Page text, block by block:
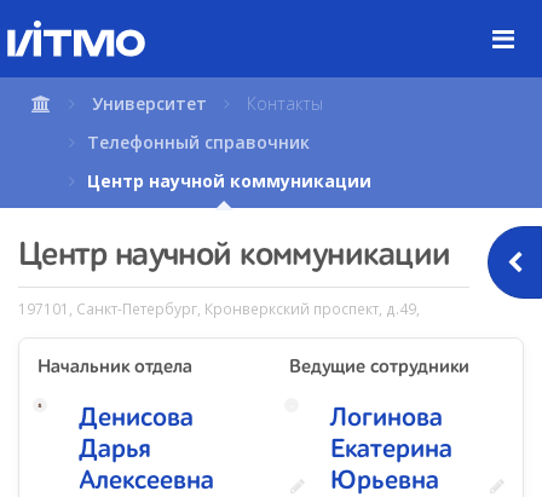
содержимому
страницы.
Университет
Контакты
Телефонный справочник
Центр научной коммуникации
Центр научной коммуникации
197101, Санкт-Петербург, Кронверкский проспект, д.49,
Начальник отдела
Денисова
Дарья
Алексеевна
Ведущие сотрудники
Логинова
Екатерина
Юрьевна